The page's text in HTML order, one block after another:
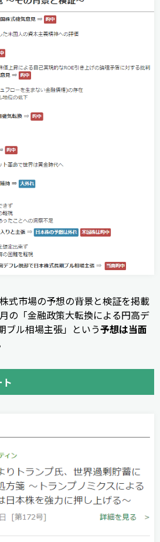
式市場の予想の背景と検証を掲載
の「金融政策大転換による円高デ
ブル相場主張」という予想は当面